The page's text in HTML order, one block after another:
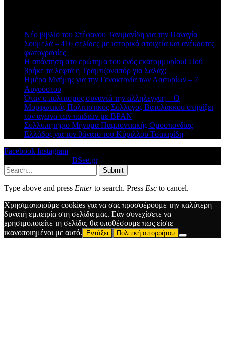
Νέο βιβλίο του Στέφανου Τανιμανίδη για την Παναγία
Σουμελά – 416 σελίδες με ιστορικά στοιχεία και ανέκδοτες
φωτογραφίες
Η απάντηση στο ερώτημα του ενός εκατομμυρίου! Πού
βρήκε τα λεφτά η Τραμπζονσπόρ για Σαλάχ;
Ημέρα Μνήμης για την Γενοκτονία των Ασσυρίων – 7
Αυγούστου
Όταν ο πολιτισμός συναντά την αλληλεγγύη – Ο
Μορφωτικός Πολιτιστικός Σύλλογος Βατολάκκου στηρίζει
τον αγώνα των παιδιών με BPAN
Συλλυπητήριο Μήνυμα Παμποντιακής Ομοσπονδίας
Ελλάδος για τον θάνατο του Κύριλλου Τσακιρίδη
Facebook Instagram
BSee.gr.
Submit
Type above and press Enterto search. Press Esc to cancel.
Χρησιμοποιούμε cookies για να σας προσφέρουμε την καλύτερη
δυνατή εμπειρία στη σελίδα μας. Εάν συνεχίσετε να
χρησιμοποιείτε τη σελίδα, θα υποθέσουμε πως είστε
ικανοποιημένοι με αυτό.
Εντάξει Πολιτική απορρήτου